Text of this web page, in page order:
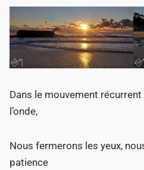
Dans le mouvement
l’onde,
Nous fermerons les yeux,
patience